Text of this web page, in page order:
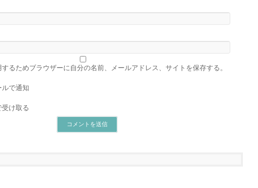
るためブラウザーに自分の名前、メールアドレス、サイトを保存する。
で通知
け取る